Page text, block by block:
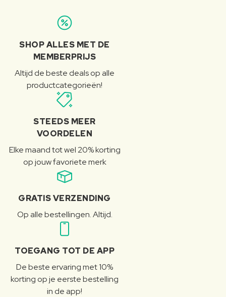
SHOP ALLES MET DE
MEMBERPRIJS
Altijd de beste deals op alle
productcategorieën!
STEEDS MEER
VOORDELEN
Elke maand tot wel 20% korting
op jouw favoriete merk
GRATIS VERZENDING
Op alle bestellingen. Altijd.
TOEGANG TOT DE APP
De beste ervaring met 10%
korting op je eerste bestelling
in de app!